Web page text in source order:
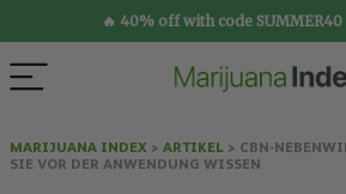
🔥 40% off with code SUMMER40
MARIJUANA INDEX > ARTIKEL > CBN-
SIE VOR DER ANWENDUNG WISSEN